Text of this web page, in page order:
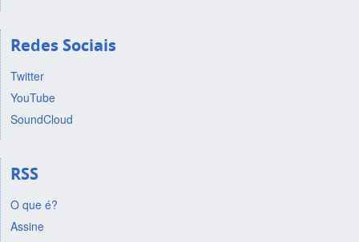
Redes Sociais
Twitter
YouTube
SoundCloud
RSS
O que é?
Assine